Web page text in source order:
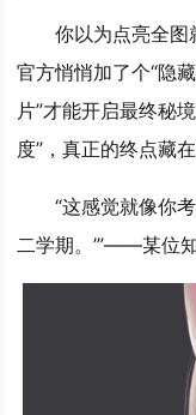
你以为点亮全图
官方悄悄加了个“隐
片”才能开启最终秘
度”，真正的终点藏
“这感觉就像你
二学期。’”——某位